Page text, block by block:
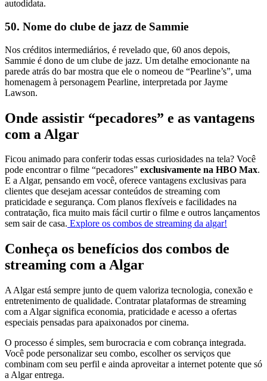
autodidata.
50. Nome do clube de jazz de Sammie
Nos créditos intermediários, é revelado que, 60 anos depois,
Sammie é dono de um clube de jazz. Um detalhe emocionante na
parede atrás do bar mostra que ele o nomeou de “Pearline’s”, uma
homenagem à personagem Pearline, interpretada por Jayme
Lawson.
Onde assistir “pecadores” e as vantagens
com a Algar
Ficou animado para conferir todas essas curiosidades na tela? Você
pode encontrar o filme “pecadores” exclusivamente na HBO Max.
E a Algar, pensando em você, oferece vantagens exclusivas para
clientes que desejam acessar conteúdos de streaming com
praticidade e segurança. Com planos flexíveis e facilidades na
contratação, fica muito mais fácil curtir o filme e outros lançamentos
sem sair de casa. Explore os combos de streaming da algar!
Conheça os benefícios dos combos de
streaming com a Algar
A Algar está sempre junto de quem valoriza tecnologia, conexão e
entretenimento de qualidade. Contratar plataformas de streaming
com a Algar significa economia, praticidade e acesso a ofertas
especiais pensadas para apaixonados por cinema.
O processo é simples, sem burocracia e com cobrança integrada.
Você pode personalizar seu combo, escolher os serviços que
combinam com seu perfil e ainda aproveitar a internet potente que só
a Algar entrega.